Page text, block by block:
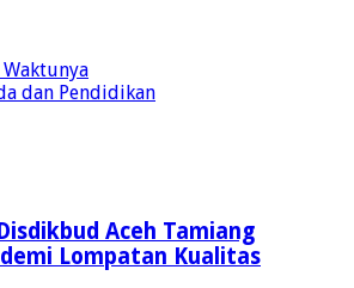
dan Pendidikan
Aceh Tamiang
Lompatan Kualitas